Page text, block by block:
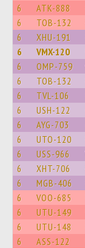
6 ATK-888
6 TOB-132
6 XHU-191
6 VMX-120
6 OMP-759
6 TOB-132
6 TVL-106
6 USH-122
6 AYG-703
6 UTO-120
6 USS-966
6 XHT-706
6 MGB-406
6 VOO-685
6 UTU-149
6 UTU-148
6 ASS-122